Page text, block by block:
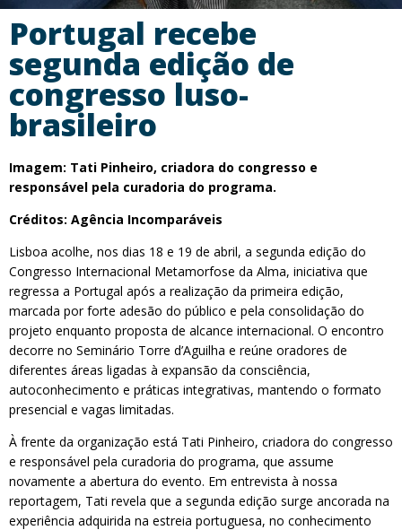
Portugal recebe
segunda edição de
congresso luso-
brasileiro
Imagem: Tati Pinheiro, criadora do congresso e
responsável pela curadoria do programa.
Créditos: Agência Incomparáveis
Lisboa acolhe, nos dias 18 e 19 de abril, a segunda edição do
Congresso Internacional Metamorfose da Alma, iniciativa que
regressa a Portugal após a realização da primeira edição,
marcada por forte adesão do público e pela consolidação do
projeto enquanto proposta de alcance internacional. O encontro
decorre no Seminário Torre d’Aguilha e reúne oradores de
diferentes áreas ligadas à expansão da consciência,
autoconhecimento e práticas integrativas, mantendo o formato
presencial e vagas limitadas.
À frente da organização está Tati Pinheiro, criadora do congresso
e responsável pela curadoria do programa, que assume
novamente a abertura do evento. Em entrevista à nossa
reportagem, Tati revela que a segunda edição surge ancorada na
experiência adquirida na estreia portuguesa, no conhecimento